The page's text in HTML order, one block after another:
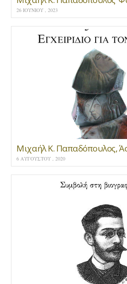
26 ΙΟΥΝΊΟΥ , 2023
6 ΑΥΓΟΎΣΤΟΥ , 2020